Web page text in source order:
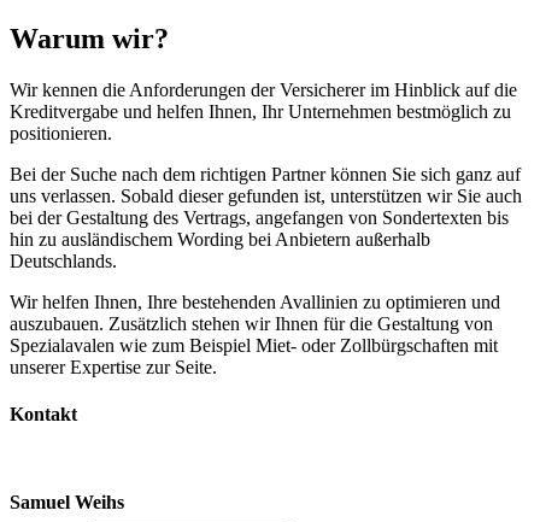
Warum wir?
Wir kennen die Anforderungen der Versicherer im Hinblick auf die
Kreditvergabe und helfen Ihnen, Ihr Unternehmen bestmöglich zu
positionieren.
Bei der Suche nach dem richtigen Partner können Sie sich ganz auf
uns verlassen. Sobald dieser gefunden ist, unterstützen wir Sie auch
bei der Gestaltung des Vertrags, angefangen von Sondertexten bis
hin zu ausländischem Wording bei Anbietern außerhalb
Deutschlands.
Wir helfen Ihnen, Ihre bestehenden Avallinien zu optimieren und
auszubauen. Zusätzlich stehen wir Ihnen für die Gestaltung von
Spezialavalen wie zum Beispiel Miet- oder Zollbürgschaften mit
unserer Expertise zur Seite.
Kontakt
Samuel Weihs